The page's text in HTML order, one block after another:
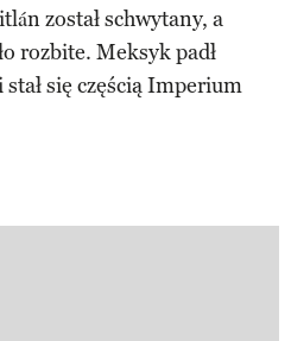
został schwytany, a
rozbite. Meksyk padł
stał się częścią Imperium